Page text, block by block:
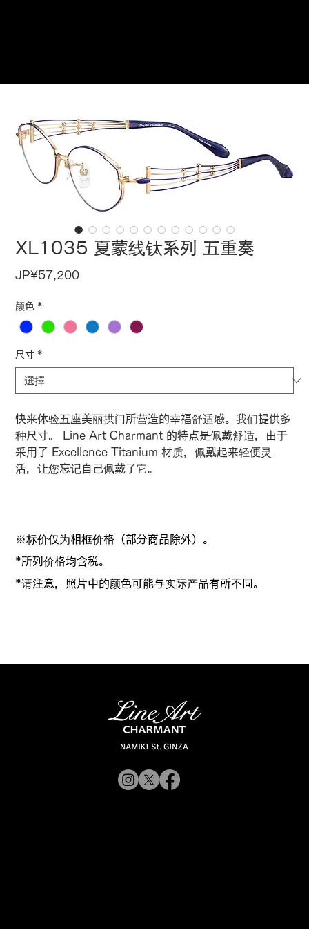
XL1035 夏蒙线钛系列 五重奏
JP¥57,200價
颜色 *
尺寸 *
快来体验五座美丽拱门所营造的幸福舒适感。我们提供多
种尺寸。 Line Art Charmant 的特点是佩戴舒适，由于
采用了 Excellence Titanium 材质，佩戴起来轻便灵
活，让您忘记自己佩戴了它。
※标价仅为相框价格（部分商品除外）。
*所列价格均含税。
*请注意，照片中的颜色可能与实际产品有所不同。